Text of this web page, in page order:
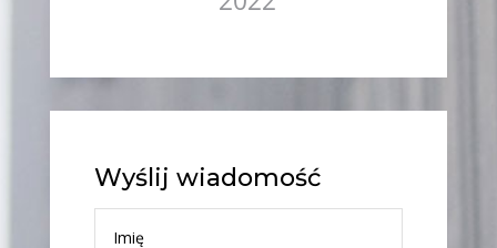
Wyślij wiadomość